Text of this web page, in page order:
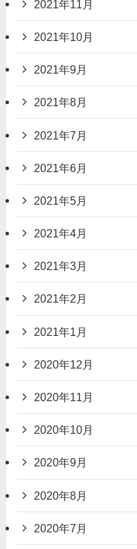
2021年11月
2021年10月
2021年9月
2021年8月
2021年7月
2021年6月
2021年5月
2021年4月
2021年3月
2021年2月
2021年1月
2020年12月
2020年11月
2020年10月
2020年9月
2020年8月
2020年7月